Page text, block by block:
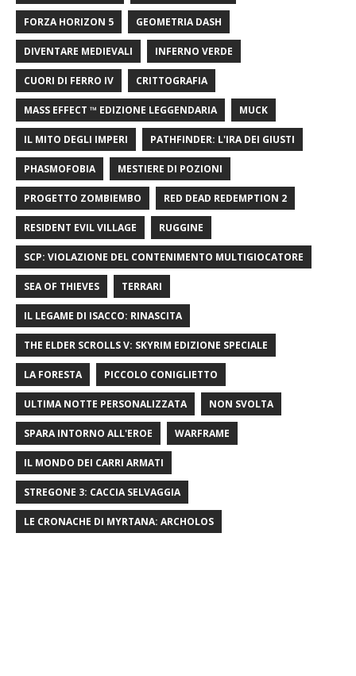
FORZA HORIZON 5 GEOMETRIA DASH
DIVENTARE MEDIEVALI INFERNO VERDE
CUORI DI FERRO IV CRITTOGRAFIA
MASS EFFECT ™ EDIZIONE LEGGENDARIA MUCK
IL MITO DEGLI IMPERI PATHFINDER: L'IRA DEI GIUSTI
PHASMOFOBIA MESTIERE DI POZIONI
PROGETTO ZOMBIEMBO RED DEAD REDEMPTION 2
RESIDENT EVIL VILLAGE RUGGINE
SCP: VIOLAZIONE DEL CONTENIMENTO MULTIGIOCATORE
SEA OF ​​THIEVES TERRARI
IL LEGAME DI ISACCO: RINASCITA
THE ELDER SCROLLS V: SKYRIM EDIZIONE SPECIALE
LA FORESTA PICCOLO CONIGLIETTO
ULTIMA NOTTE PERSONALIZZATA NON SVOLTA
SPARA INTORNO ALL'EROE WARFRAME
IL MONDO DEI CARRI ARMATI
STREGONE 3: CACCIA SELVAGGIA
LE CRONACHE DI MYRTANA: ARCHOLOS